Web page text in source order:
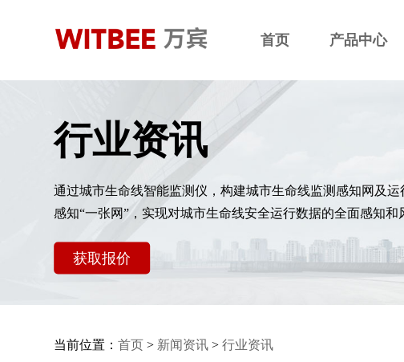
首页 产品中心
行业资讯
通过城市生命线智能监测仪，构建城市生命线监测感知网及运
感知“一张网”，实现对城市生命线安全运行数据的全面感知和
获取报价
当前位置：首页 > 新闻资讯 >行业资讯